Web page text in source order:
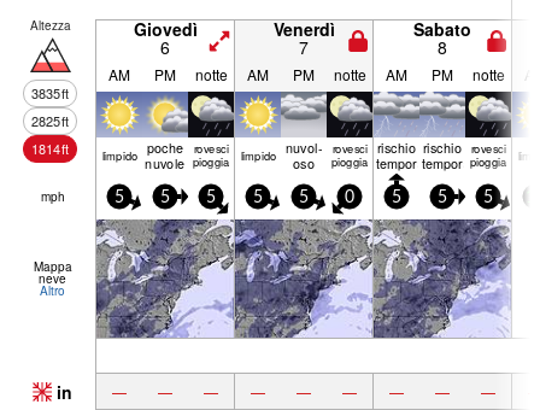
Altezza
3835ft
2825ft
1814ft
Giovedì
6
Venerdì
7
Sabato
8
AM PM notte AM PM notte AM PM notte
limp­ido poche
nuvole
rovesci
pioggia limp­ido nuvol-
oso
rovesci
pioggia
rischio
temporale
rischio
temporale
rovesci
pioggia
mph 5 5 5 5 5 0 5 5 5
Mappa
neve
Altro
in — — — — — — — — —